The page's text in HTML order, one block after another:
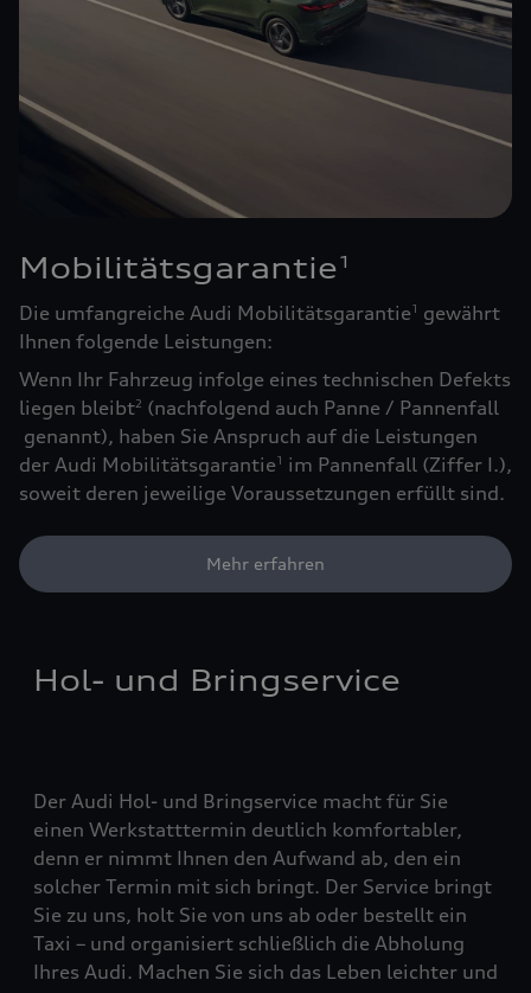
Mobilitätsgarantie1
Die umfangreiche Audi Mobilitätsgarantie1
gewährt
Ihnen folgende Leistungen:
Wenn Ihr Fahrzeug infolge eines technischen Defekts
liegen bleibt2 (nachfolgend auch Panne / Pannenfall
genannt), haben Sie Anspruch auf die Leistungen
der Audi Mobilitätsgarantie1
im Pannenfall (Ziffer I.),
soweit deren jeweilige Voraussetzungen erfüllt sind.
Mehr erfahren
Hol- und Bringservice
Der Audi Hol- und Bringservice macht für Sie
einen Werkstatttermin deutlich komfortabler,
denn er nimmt Ihnen den Aufwand ab, den ein
solcher Termin mit sich bringt. Der Service bringt
Sie zu uns, holt Sie von uns ab oder bestellt ein
Taxi – und organisiert schließlich die Abholung
Ihres Audi. Machen Sie sich das Leben leichter und